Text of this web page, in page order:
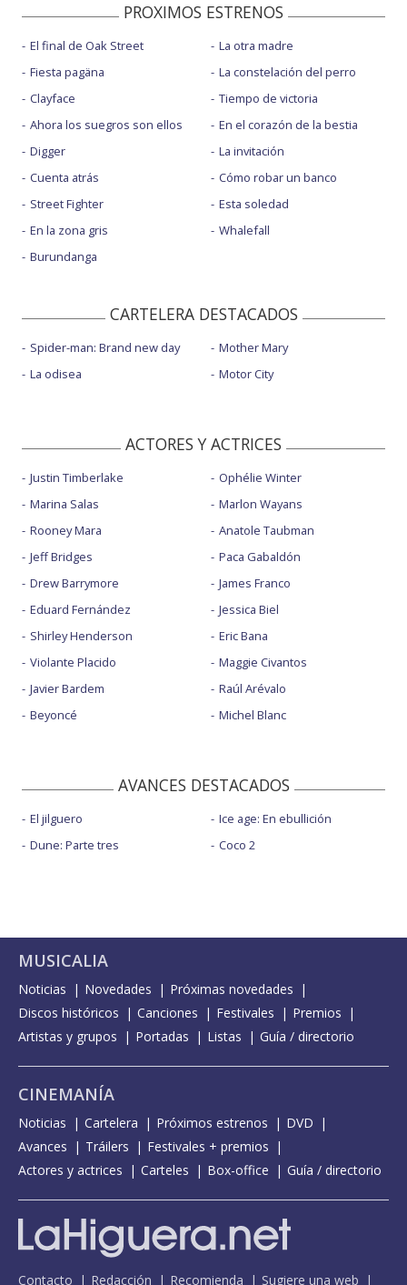
PROXIMOS ESTRENOS
El final de Oak Street
Fiesta pagäna
Clayface
Ahora los suegros son ellos
Digger
Cuenta atrás
Street Fighter
En la zona gris
Burundanga
La otra madre
La constelación del perro
Tiempo de victoria
En el corazón de la bestia
La invitación
Cómo robar un banco
Esta soledad
Whalefall
CARTELERA DESTACADOS
Spider-man: Brand new day
La odisea
Mother Mary
Motor City
ACTORES Y ACTRICES
Justin Timberlake
Marina Salas
Rooney Mara
Jeff Bridges
Drew Barrymore
Eduard Fernández
Shirley Henderson
Violante Placido
Javier Bardem
Beyoncé
Ophélie Winter
Marlon Wayans
Anatole Taubman
Paca Gabaldón
James Franco
Jessica Biel
Eric Bana
Maggie Civantos
Raúl Arévalo
Michel Blanc
AVANCES DESTACADOS
El jilguero
Dune: Parte tres
Ice age: En ebullición
Coco 2
MUSICALIA
Noticias Novedades
Próximas novedades
Discos históricos
Canciones Festivales
Premios
Artistas y grupos
Portadas Listas Guía / directorio
CINEMANÍA
Noticias Cartelera Próximos estrenos
DVD
Avances
Tráilers
Festivales + premios
Actores y actrices
Carteles Box-office Guía / directorio
Contacto Redacción Recomienda Sugiere una web